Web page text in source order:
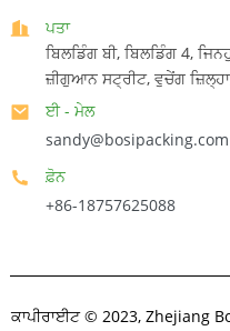
ਪਤਾ
ਬਿਲਡਿੰਗ ਬੀ, ਬਿਲਡਿੰਗ 4,
ਜ਼ੀਗੁਆਨ ਸਟ੍ਰੀਟ, ਵੁਚੇਂਗ
ਈ - ਮੇਲ
sandy@bosipacking.com
ਫ਼ੋਨ
+86-18757625088
ਕਾਪੀਰਾਈਟ © 2023, Zhejiang